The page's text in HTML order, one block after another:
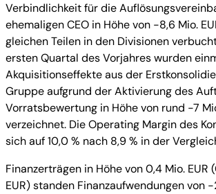
Verbindlichkeit für die
ehemaligen CEO in Höhe von -8,6 Mio.
gleichen Teilen in den Divisionen
ersten Quartal des Vorjahres wurden
Akquisitionseffekte aus der
Gruppe aufgrund der Aktivierung des
Vorratsbewertung in Höhe von rund -7
verzeichnet. Die Operating Margin des
sich auf 10,0 % nach 8,9 % in der
Finanzerträgen in Höhe von 0,4 Mio. EUR
EUR) standen Finanzaufwendungen von -